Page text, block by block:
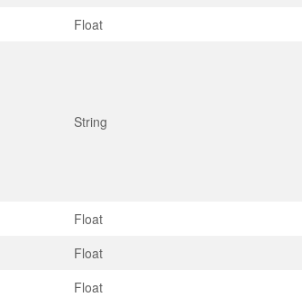
Float
String
Float
Float
Float